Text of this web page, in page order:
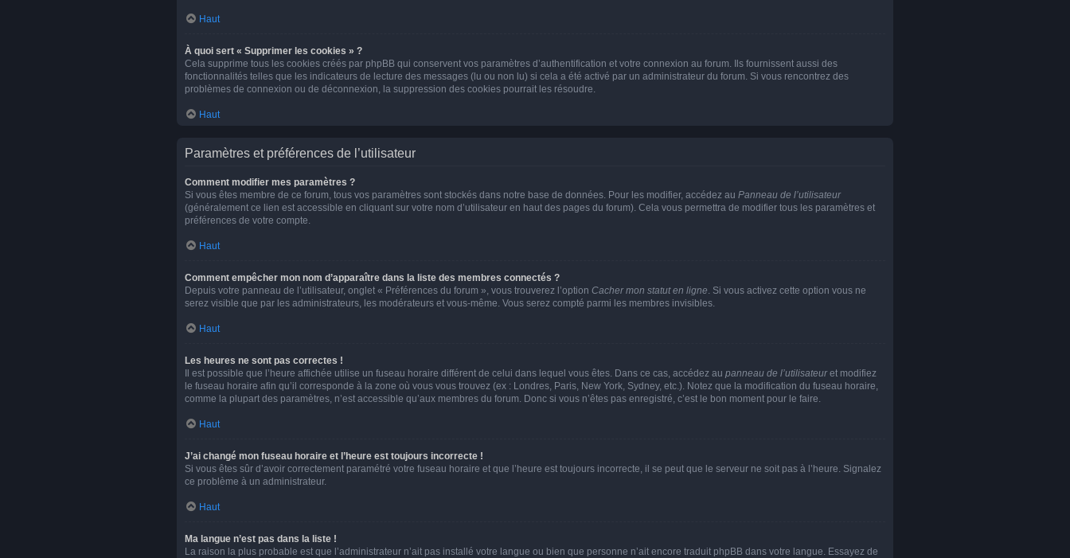
Haut
À quoi sert « Supprimer les cookies » ?
Cela supprime tous les cookies créés par phpBB qui conservent vos paramètres d’authentification et votre connexion au forum. Ils fournissent aussi des
fonctionnalités telles que les indicateurs de lecture des messages (lu ou non lu) si cela a été activé par un administrateur du forum. Si vous rencontrez des
problèmes de connexion ou de déconnexion, la suppression des cookies pourrait les résoudre.
Haut
Paramètres et préférences de l’utilisateur
Comment modifier mes paramètres ?
Si vous êtes membre de ce forum, tous vos paramètres sont stockés dans notre base de données. Pour les modifier, accédez au Panneau de l’utilisateur
(généralement ce lien est accessible en cliquant sur votre nom d’utilisateur en haut des pages du forum). Cela vous permettra de modifier tous les paramètres et
préférences de votre compte.
Haut
Comment empêcher mon nom d’apparaître dans la liste des membres connectés ?
Depuis votre panneau de l’utilisateur, onglet « Préférences du forum », vous trouverez l’option Cacher mon statut en ligne. Si vous activez cette option vous ne
serez visible que par les administrateurs, les modérateurs et vous-même. Vous serez compté parmi les membres invisibles.
Haut
Les heures ne sont pas correctes !
Il est possible que l’heure affichée utilise un fuseau horaire différent de celui dans lequel vous êtes. Dans ce cas, accédez au panneau de l’utilisateuret modifiez
le fuseau horaire afin qu’il corresponde à la zone où vous vous trouvez (ex : Londres, Paris, New York, Sydney, etc.). Notez que la modification du fuseau horaire,
comme la plupart des paramètres, n’est accessible qu’aux membres du forum. Donc si vous n’êtes pas enregistré, c’est le bon moment pour le faire.
Haut
J’ai changé mon fuseau horaire et l’heure est toujours incorrecte !
Si vous êtes sûr d’avoir correctement paramétré votre fuseau horaire et que l’heure est toujours incorrecte, il se peut que le serveur ne soit pas à l’heure. Signalez
ce problème à un administrateur.
Haut
Ma langue n’est pas dans la liste !
La raison la plus probable est que l’administrateur n’ait pas installé votre langue ou bien que personne n’ait encore traduit phpBB dans votre langue. Essayez de